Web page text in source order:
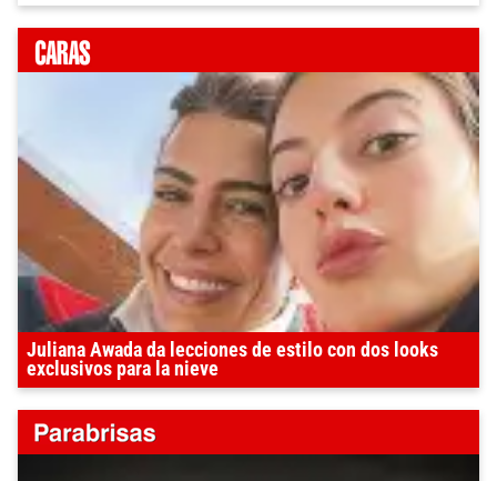
Juliana Awada da lecciones de estilo con dos looks
exclusivos para la nieve